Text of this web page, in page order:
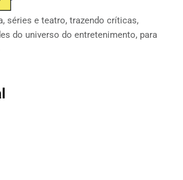
séries e teatro, trazendo críticas,
do universo do entretenimento, para